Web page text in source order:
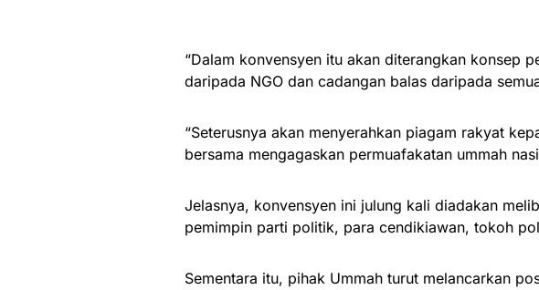
“Dalam konvensyen itu akan diterangkan konsep
daripada NGO dan cadangan balas daripada
“Seterusnya akan menyerahkan piagam rakyat
bersama mengagaskan permuafakatan ummah
Jelasnya, konvensyen ini julung kali diadakan
pemimpin parti politik, para cendikiawan, tokoh
Sementara itu, pihak Ummah turut melancarkan